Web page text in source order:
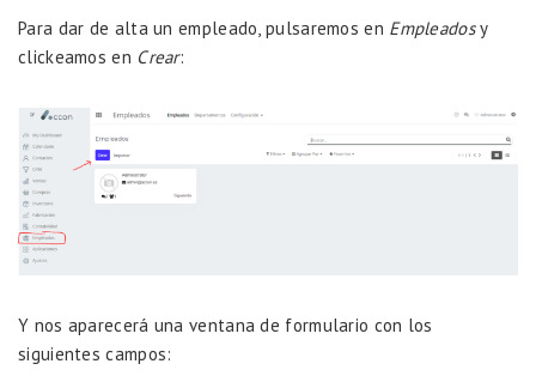
Para dar de alta un empleado, pulsaremos en Empleadosy
clickeamos en Crear:
Y nos aparecerá una ventana de formulario con los
siguientes campos: